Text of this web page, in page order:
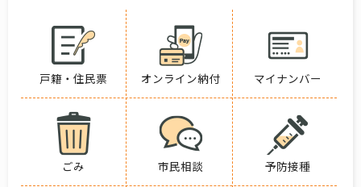
戸籍・住民票 オンライン納付 マイナンバー
ごみ 市民相談 予防接種